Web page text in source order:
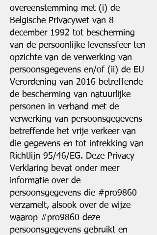
overeenstemming met (i) de
Belgische Privacywet van 8
december 1992 tot bescherming
van de persoonlijke levenssfeer ten
opzichte van de verwerking van
persoonsgegevens en/of (ii) de EU
Verordening van 2016 betreffende
de bescherming van natuurlijke
personen in verband met de
verwerking van persoonsgegevens
betreffende het vrije verkeer van
die gegevens en tot intrekking van
Richtlijn 95/46/EG. Deze Privacy
Verklaring bevat onder meer
informatie over de
persoonsgegevens die #pro9860
verzamelt, alsook over de wijze
waarop #pro9860 deze
persoonsgegevens gebruikt en